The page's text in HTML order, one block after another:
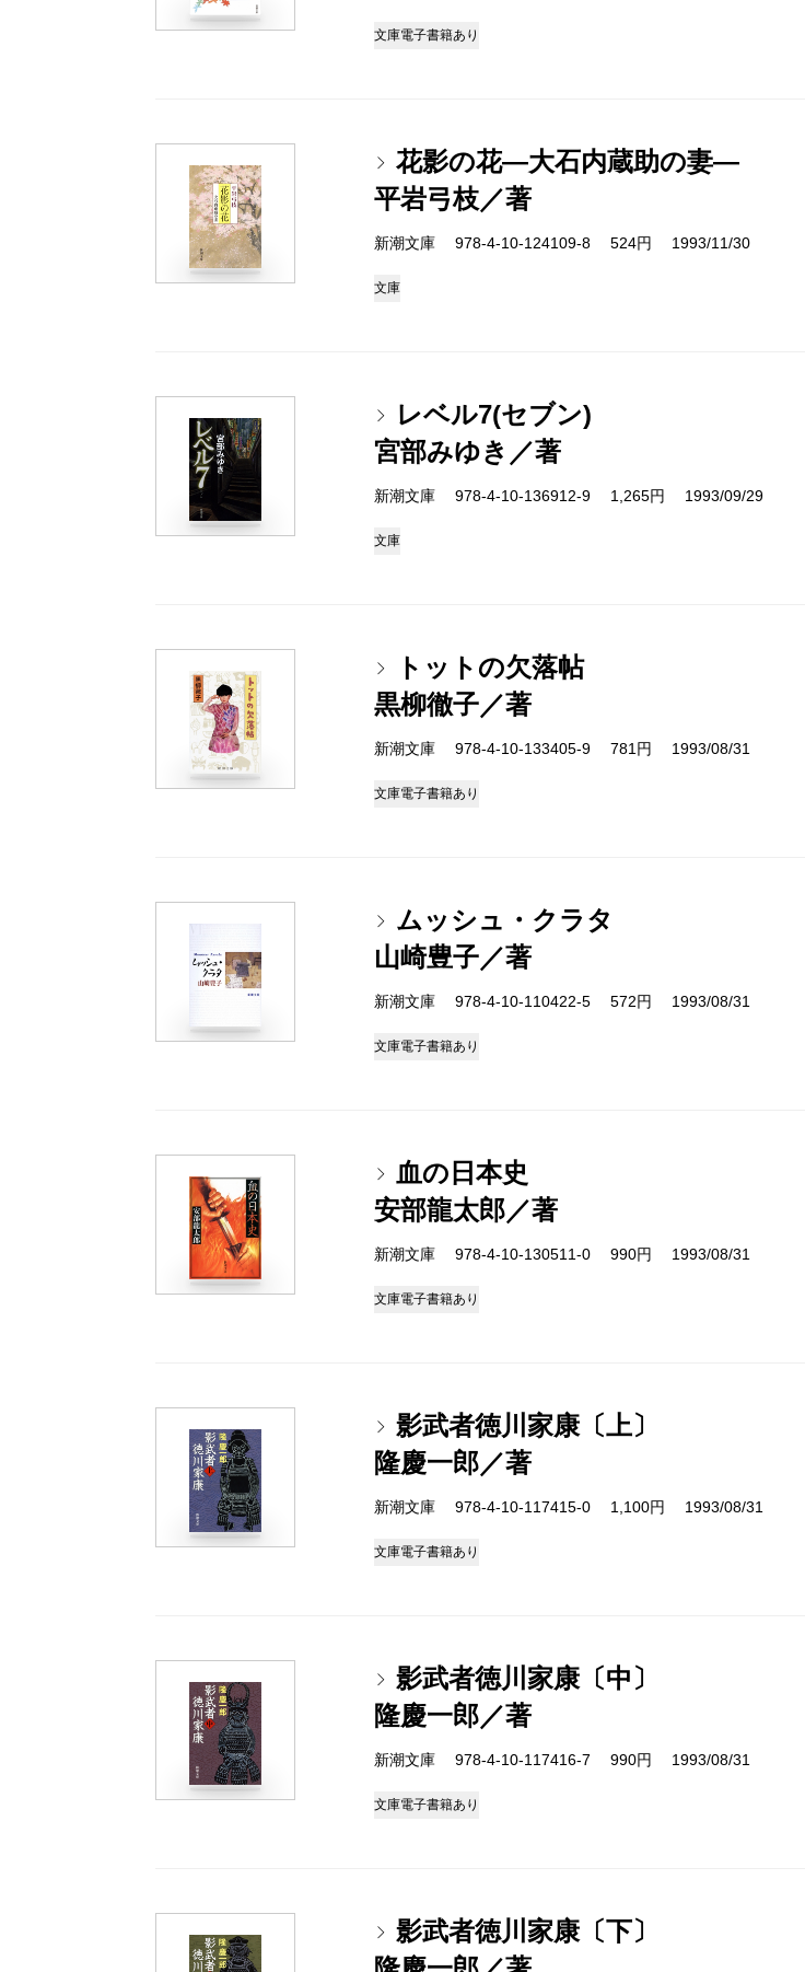
文庫電子書籍あり
花影の花―大石内蔵助の妻―
平岩弓枝／著
新潮文庫 978-4-10-124109-8 524円 1993/11/30
文庫
レベル7(セブン)
宮部みゆき／著
新潮文庫 978-4-10-136912-9 1,265円 1993/09/29
文庫
トットの欠落帖
黒柳徹子／著
新潮文庫 978-4-10-133405-9 781円 1993/08/31
文庫電子書籍あり
ムッシュ・クラタ
山崎豊子／著
新潮文庫 978-4-10-110422-5 572円 1993/08/31
文庫電子書籍あり
血の日本史
安部龍太郎／著
新潮文庫 978-4-10-130511-0 990円 1993/08/31
文庫電子書籍あり
影武者徳川家康〔上〕
隆慶一郎／著
新潮文庫 978-4-10-117415-0 1,100円 1993/08/31
文庫電子書籍あり
影武者徳川家康〔中〕
隆慶一郎／著
新潮文庫 978-4-10-117416-7 990円 1993/08/31
文庫電子書籍あり
影武者徳川家康〔下〕